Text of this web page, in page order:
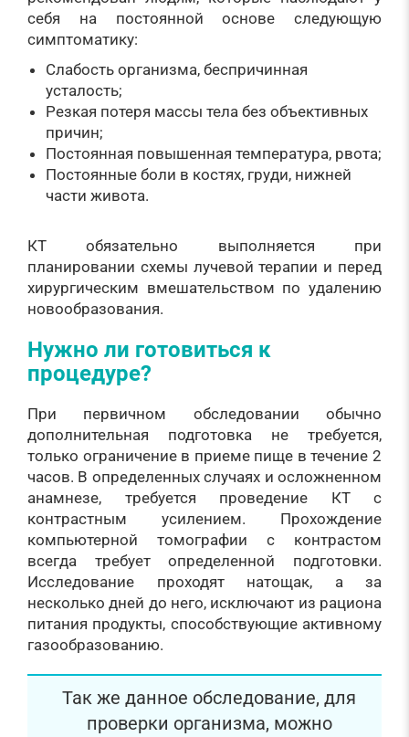
себя на постоянной основе следующую
симптоматику:
Слабость организма, беспричинная
усталость;
Резкая потеря массы тела без объективных
причин;
Постоянная повышенная температура, рвота;
Постоянные боли в костях, груди, нижней
части живота.
КТ обязательно выполняется при
планировании схемы лучевой терапии и перед
хирургическим вмешательством по удалению
новообразования.
Нужно ли готовиться к
процедуре?
При первичном обследовании обычно
дополнительная подготовка не требуется,
только ограничение в приеме пище в течение 2
часов. В определенных случаях и осложненном
анамнезе, требуется проведение КТ с
контрастным усилением. Прохождение
компьютерной томографии с контрастом
всегда требует определенной подготовки.
Исследование проходят натощак, а за
несколько дней до него, исключают из рациона
питания продукты, способствующие активному
газообразованию.
Так же данное обследование, для
проверки организма, можно